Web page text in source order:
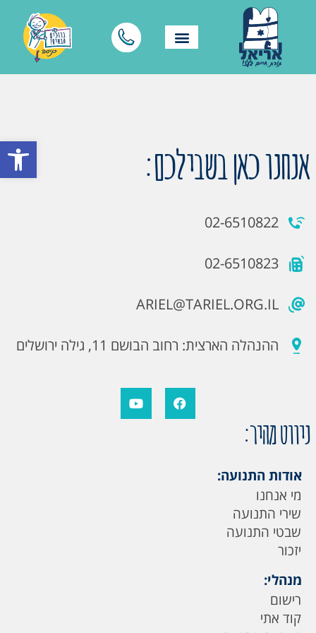
פתח אנחנו כאן בשבילכם:
02-6510822
02-6510823
ARIEL@TARIEL.ORG.IL
ההנהלה הארצית: רחוב הבושם 11, גילה ירושלים
ניווט מהיר:
אודות התנועה:
מי אנחנו
שירי התנועה
שבטי התנועה
יזכור
מנהלי:
רישום
קוד אתי